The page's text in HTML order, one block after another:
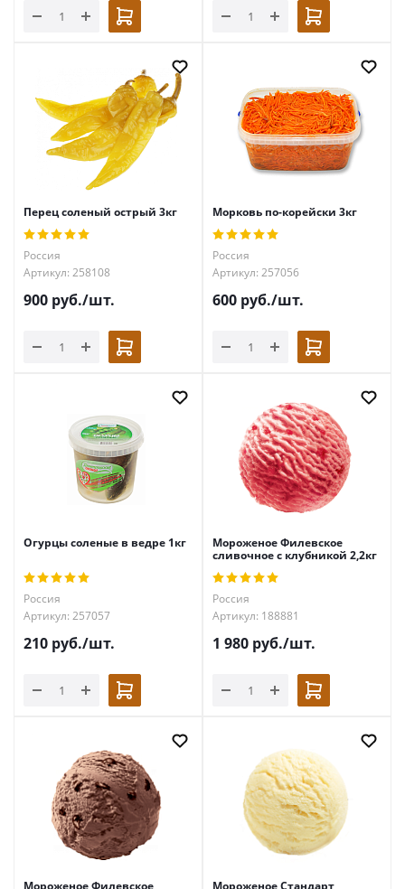
Перец соленый острый 3кг
Россия
Артикул: 258108
900 руб./шт.
Морковь по-корейски 3кг
Россия
Артикул: 257056
600 руб./шт.
Огурцы соленые в ведре 1кг
Россия
Артикул: 257057
210 руб./шт.
Мороженое Филевское
сливочное с клубникой 2,2кг
Россия
Артикул: 188881
1 980 руб./шт.